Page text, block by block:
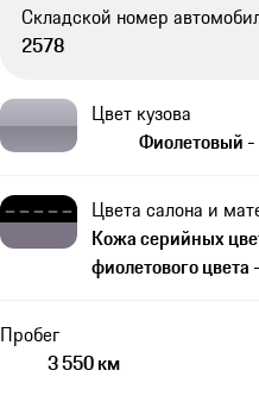
Складской номер
2578
Цвет кузова
Фиолетовый -
Цвета салона и
Кожа серийных
фиолетового
Пробег
3 550 км